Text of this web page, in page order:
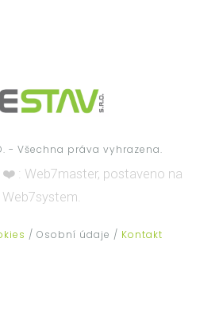
- Všechna práva vyhrazena.
❤️ : Web7master, postaveno na
Web7system.
/ Osobní údaje / Kontakt